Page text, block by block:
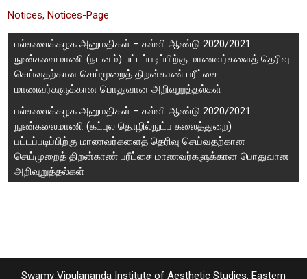
Notices,Notices-Page
பல்கலைக்கழக அனுமதிகள் – கல்வி ஆண்டு 2020/2021
நுண்கலைமாணி (நடனம்) பட்டப்படிப்பிற்கு மாணவர்களைத் தெரிவு
செய்வதற்கான செய்முறைத் திறன்காண் பரீட்சை
மாணவர்களுக்கான பொதுவான அறிவுறுத்தல்கள்
பல்கலைக்கழக அனுமதிகள் – கல்வி ஆண்டு 2020/2021
நுண்கலைமாணி (கட்புல தொழில்நுட்ப கலைத்துறை)
பட்டப்படிப்பிற்கு மாணவர்களைத் தெரிவு செய்வதற்கான
செய்முறைத் திறன்காண் பரீட்சை மாணவர்களுக்கான பொதுவான
அறிவுறுத்தல்கள்
Swamy Vipulananda Institute of Aesthetic Studies, Eastern